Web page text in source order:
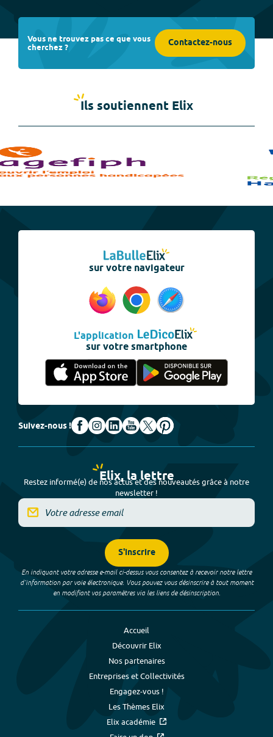
Vous ne trouvez pas ce que vous
cherchez ? Contactez-nous
Ils soutiennent Elix
sur votre navigateur
L'application
sur votre smartphone
Suivez-nous !
Elix, la lettre
Restez informé(e) de nos actus et des nouveautés grâce à notre
newsletter !
S'inscrire
En indiquant votre adresse e-mail ci-dessus vous consentez à recevoir notre lettre
d’information par voie électronique. Vous pouvez vous désinscrire à tout moment
en modifiant vos paramètres via les liens de désinscription.
Accueil
Découvrir Elix
Nos partenaires
Entreprises et Collectivités
Engagez-vous !
Les Thèmes Elix
Elix académie